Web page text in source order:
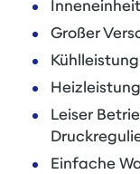
Großer
Leiser
Einfache